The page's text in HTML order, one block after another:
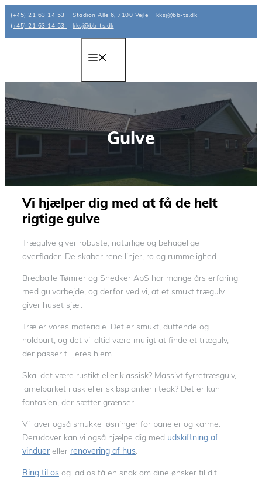
Hop
indhold
(+45) 21 63 14 53 Stadion Alle 6, 7100 Vejle
kksj@bb-ts.dk
(+45) 21 63 14 53
kksj@bb-ts.dk
Gulve
Vi hjælper dig med at få de helt
rigtige gulve
Trægulve giver robuste, naturlige og behagelige
overflader. De skaber rene linjer, ro og rummelighed.
Bredballe Tømrer og Snedker ApS har mange års erfaring
med gulvarbejde, og derfor ved vi, at et smukt trægulv
giver huset sjæl.
Træ er vores materiale. Det er smukt, duftende og
holdbart, og det vil altid være muligt at finde et trægulv,
der passer til jeres hjem.
Skal det være rustikt eller klassisk? Massivt fyrretræsgulv,
lamelparket i ask eller skibsplanker i teak? Det er kun
fantasien, der sætter grænser.
Vi laver også smukke løsninger for paneler og karme.
Derudover kan vi også hjælpe dig med udskiftning af
vinduer eller renovering af hus.
Ring til os og lad os få en snak om dine ønsker til dit